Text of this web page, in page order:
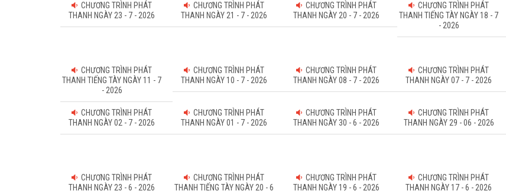
CHƯƠNG TRÌNH PHÁT
THANH NGÀY 23 - 7 - 2026
CHƯƠNG TRÌNH PHÁT
THANH NGÀY 21 - 7 - 2026
CHƯƠNG TRÌNH PHÁT
THANH NGÀY 20 - 7 - 2026
CHƯƠNG TRÌNH PHÁT
THANH TIẾNG TÀY NGÀY 18 - 7
- 2026
CHƯƠNG TRÌNH PHÁT
THANH TIẾNG TÀY NGÀY 11 - 7
- 2026
CHƯƠNG TRÌNH PHÁT
THANH NGÀY 10 - 7 - 2026
CHƯƠNG TRÌNH PHÁT
THANH NGÀY 08 - 7 - 2026
CHƯƠNG TRÌNH PHÁT
THANH NGÀY 07 - 7 - 2026
CHƯƠNG TRÌNH PHÁT
THANH NGÀY 02 - 7 - 2026
CHƯƠNG TRÌNH PHÁT
THANH NGÀY 01 - 7 - 2026
CHƯƠNG TRÌNH PHÁT
THANH NGÀY 30 - 6 - 2026
CHƯƠNG TRÌNH PHÁT
THANH NGÀY 29 - 06 - 2026
CHƯƠNG TRÌNH PHÁT
THANH NGÀY 23 - 6 - 2026
CHƯƠNG TRÌNH PHÁT
THANH TIẾNG TÀY NGÀY 20 - 6
CHƯƠNG TRÌNH PHÁT
THANH NGÀY 19 - 6 - 2026
CHƯƠNG TRÌNH PHÁT
THANH NGÀY 17 - 6 - 2026